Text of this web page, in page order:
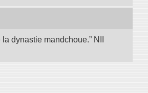
dynastie mandchoue.” NII